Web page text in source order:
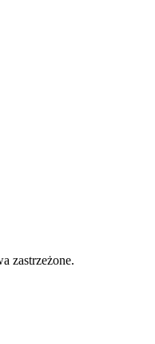
zastrzeżone.